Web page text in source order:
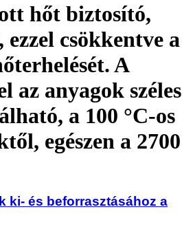
hőt biztosító,
csökkentve a
A
az anyagok széles
a 100 °C-os
egészen a 2700
ki- és beforrasztásához a